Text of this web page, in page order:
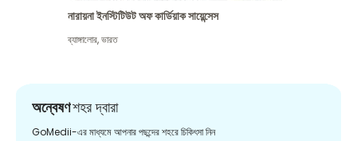
নারায়না ইনস্টিটিউট অফ কার্ডিয়াক সায়েন্সেস
ব্যাঙ্গালোর,ভারত
অন্বেষণশহর দ্বারা
GoMedii-এর মাধ্যমে আপনার পছন্দের শহরে চিকিৎসা নিন